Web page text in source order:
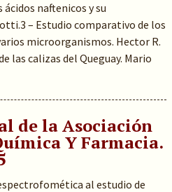
ácidos naftenicos y su
– Estudio comparativo de los
microorganismos. Hector R.
las calizas del Queguay. Mario
de la Asociación
Y Farmacia.
al estudio de